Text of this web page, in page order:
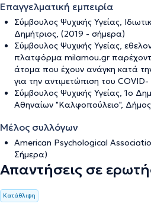
Επαγγελματική εμπειρία
Σύμβουλος Ψυχικής Υγείας,
Δημήτριος, (2019 - σήμερα)
Σύμβουλος Ψυχικής Υγείας,
πλατφόρμα milamou.gr
άτομα που έχουν ανάγκη κατά
για την αντιμετώπιση του
Σύμβουλος Ψυχικής Υγείας, 1ο
Αθηναίων "Καλφοπούλειο",
Μέλος συλλόγων
American Psychological
Σήμερα)
Απαντήσεις σε
Κατάθλιψη